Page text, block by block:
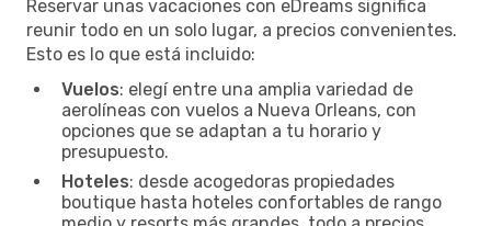
Reservar unas vacaciones con eDreams significa
reunir todo en un solo lugar, a precios convenientes.
Esto es lo que está incluido:
Vuelos: elegí entre una amplia variedad de
aerolíneas con vuelos a Nueva Orleans, con
opciones que se adaptan a tu horario y
presupuesto.
Hoteles: desde acogedoras propiedades
boutique hasta hoteles confortables de rango